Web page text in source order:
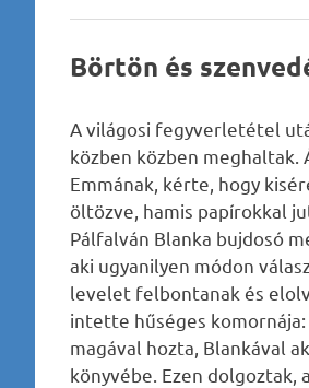
Börtön és
A világosi fegyverletétel
közben közben
Emmának, kérte, hogy
öltözve, hamis papírokkal
Pálfalván Blanka bujdosó
aki ugyanilyen módon
levelet felbontanak és
intette hűséges
magával hozta, Blankával
könyvébe. Ezen dolgoztak,